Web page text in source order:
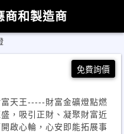
商和製造商
免費詢價
天王-----財富金礦燈點燃
，吸引正財、凝聚財富近
啟心輪，心安即能拓展事